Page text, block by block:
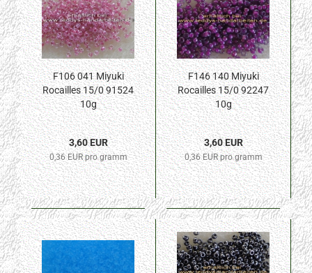
F106 041 Miyuki
Rocailles 15/0 91524
10g
3,60 EUR
0,36 EUR pro gramm
F146 140 Miyuki
Rocailles 15/0 92247
10g
3,60 EUR
0,36 EUR pro gramm